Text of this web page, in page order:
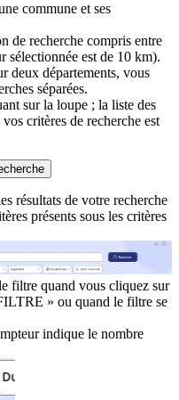
commune et ses
de recherche compris entre
sélectionnée est de 10 km).
deux départements, vous
séparées.
sur la loupe ; la liste des
critères de recherche est
résultats de votre recherche
présents sous les critères
filtre quand vous cliquez sur
» ou quand le filtre se
indique le nombre